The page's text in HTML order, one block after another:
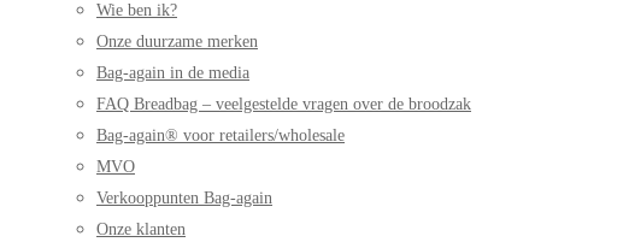
Wie ben ik?
Onze duurzame merken
Bag-again in de media
FAQ Breadbag – veelgestelde vragen over de broodzak
Bag-again® voor retailers/wholesale
MVO
Verkooppunten Bag-again
Onze klanten